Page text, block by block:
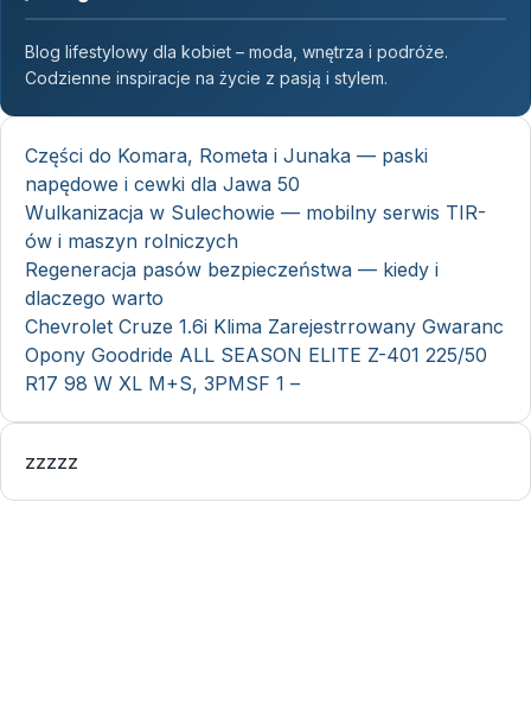
Blog lifestylowy dla kobiet – moda, wnętrza i podróże.
Codzienne inspiracje na życie z pasją i stylem.
Części do Komara, Rometa i Junaka — paski
napędowe i cewki dla Jawa 50
Wulkanizacja w Sulechowie — mobilny serwis TIR-
ów i maszyn rolniczych
Regeneracja pasów bezpieczeństwa — kiedy i
dlaczego warto
Chevrolet Cruze 1.6i Klima Zarejestrrowany Gwaranc
Opony Goodride ALL SEASON ELITE Z-401 225/50
R17 98 W XL M+S, 3PMSF 1 –
zzzzz